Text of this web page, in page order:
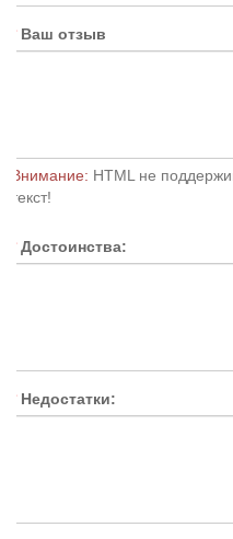
Ваш отзыв
Внимание: HTML не
текст!
Достоинства:
Недостатки: